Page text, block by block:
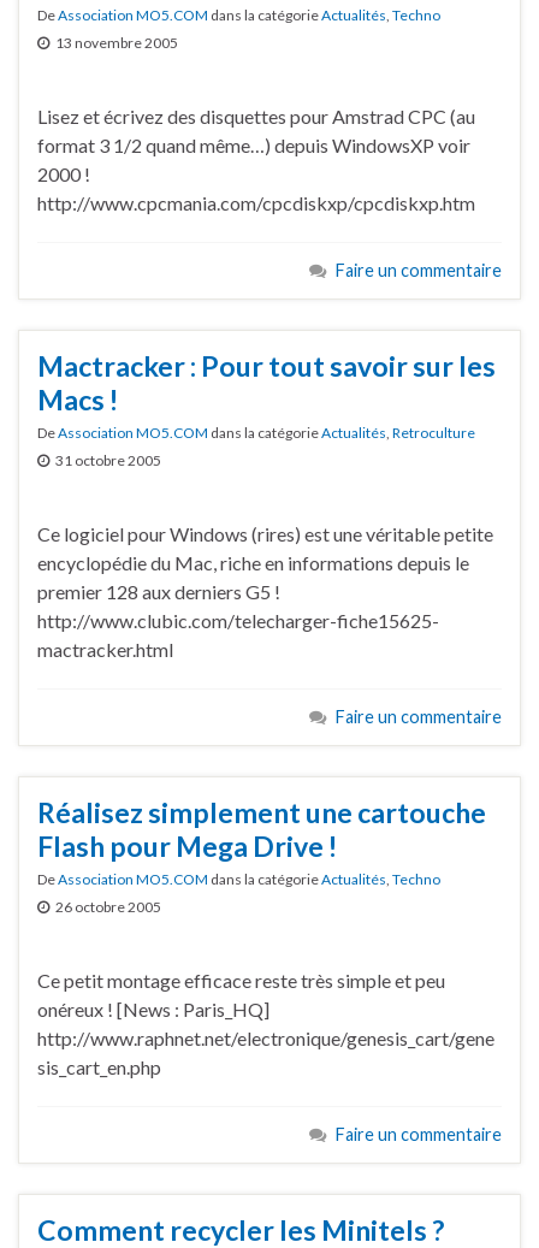
DeAssociation MO5.COM dans la catégorieActualités, Techno
13 novembre 2005
Lisez et écrivez des disquettes pour Amstrad CPC (au
format 3 1/2 quand même…) depuis WindowsXP voir
2000 !
http://www.cpcmania.com/cpcdiskxp/cpcdiskxp.htm
Faire un commentaire
Mactracker : Pour tout savoir sur les
Macs !
DeAssociation MO5.COM dans la catégorieActualités, Retroculture
31 octobre 2005
Ce logiciel pour Windows (rires) est une véritable petite
encyclopédie du Mac, riche en informations depuis le
premier 128 aux derniers G5 !
http://www.clubic.com/telecharger-fiche15625-
mactracker.html
Faire un commentaire
Réalisez simplement une cartouche
Flash pour Mega Drive !
DeAssociation MO5.COM dans la catégorieActualités, Techno
26 octobre 2005
Ce petit montage efficace reste très simple et peu
onéreux ! [News : Paris_HQ]
http://www.raphnet.net/electronique/genesis_cart/gene
sis_cart_en.php
Faire un commentaire
Comment recycler les Minitels ?